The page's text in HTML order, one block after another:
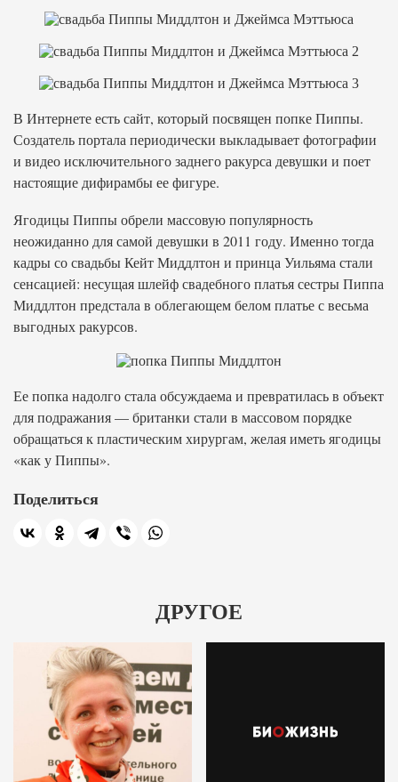
В Интернете есть сайт, который посвящен попке Пиппы.
Создатель портала периодически выкладывает фотографии
и видео исключительного заднего ракурса девушки и поет
настоящие дифирамбы ее фигуре.
Ягодицы Пиппы обрели массовую популярность
неожиданно для самой девушки в 2011 году. Именно тогда
кадры со свадьбы Кейт Миддлтон и принца Уильяма стали
сенсацией: несущая шлейф свадебного платья сестры Пиппа
Миддлтон предстала в облегающем белом платье с весьма
выгодных ракурсов.
Ее попка надолго стала обсуждаема и превратилась в объект
для подражания — британки стали в массовом порядке
обращаться к пластическим хирургам, желая иметь ягодицы
«как у Пиппы».
Поделиться
ДРУГОЕ